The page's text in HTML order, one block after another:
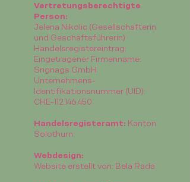
Vertretungsberechtigte
Person:
Jelena Nikolic (Gesellschafterin
und Geschäftsführerin)
Handelsregistereintrag:
Eingetragener Firmenname:
Srignags GmbH
Unternehmens-
Identifikationsnummer (UID):
CHE-112.146.450
Handelsregisteramt: Kanton
Solothurn
Webdesign:
Website erstellt von: Bela Rada